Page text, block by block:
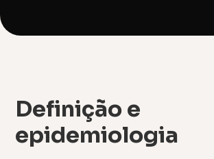
Definição e
epidemiologia